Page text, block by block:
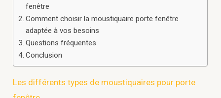
fenêtre
Comment choisir la moustiquaire porte fenêtre
adaptée à vos besoins
Questions fréquentes
Conclusion
Les différents types de moustiquaires pour porte